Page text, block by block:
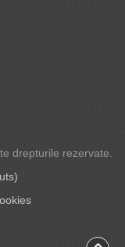
drepturile rezervate.